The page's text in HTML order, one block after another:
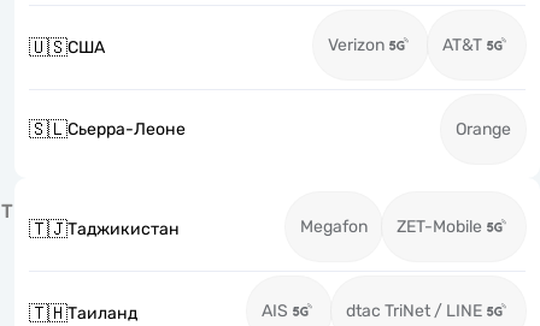
🇺🇸США Verizon AT&T
🇸🇱Сьерра-Леоне Orange
Т
🇹🇯Таджикистан Megafon ZET-Mobile
🇹🇭Таиланд AIS dtac TriNet / LINE